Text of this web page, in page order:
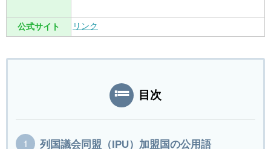
公式サイト リンク
目次
列国議会同盟（IPU）加盟国の公用語